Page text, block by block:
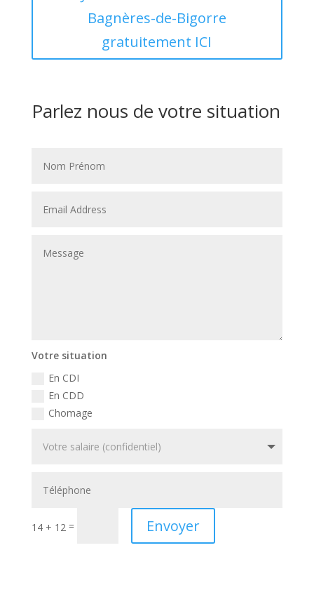
Bagnères-de-Bigorre
gratuitement ICI
Parlez nous de votre situation
Votre situation
En CDI
En CDD
Chomage
14 + 12 = Envoyer